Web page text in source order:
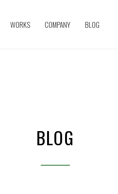
WORKS COMPANY BLOG
BLOG